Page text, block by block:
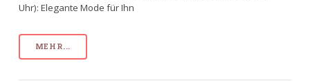
Uhr): Elegante Mode für Ihn
MEHR...